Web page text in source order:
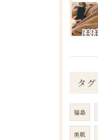
タグ
福島
美肌